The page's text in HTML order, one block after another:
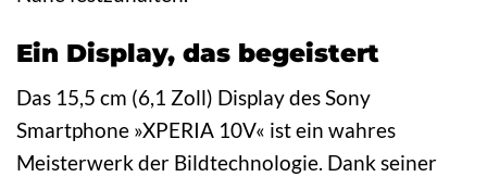
Ein Display, das begeistert
Das 15,5 cm (6,1 Zoll) Display des Sony
Smartphone »XPERIA 10V« ist ein wahres
Meisterwerk der Bildtechnologie. Dank seiner